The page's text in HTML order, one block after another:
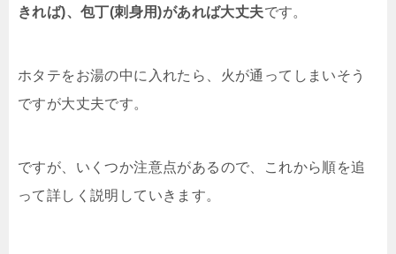
きれば)、包丁(刺身用)があれば大丈夫です。
ホタテをお湯の中に入れたら、火が通ってしまいそう
ですが大丈夫です。
ですが、いくつか注意点があるので、これから順を追
って詳しく説明していきます。